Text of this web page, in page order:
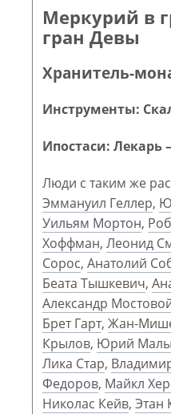
Меркурий в
гран Девы
Хранитель-
Инструменты:
Ипостаси: Лекарь
Люди с таким же
Эммануил Геллер,
Уильям Мортон,
Хоффман, Леонид
Сорос, Анатолий
Беата Тышкевич,
Александр
Брет Гарт, Жан-
Крылов, Юрий
Лика Стар,
Федоров, Майкл
Николас Кейв, Этан